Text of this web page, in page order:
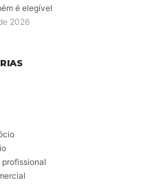
é elegível
2026